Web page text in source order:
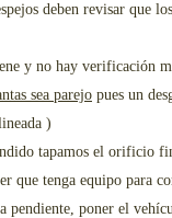
deben revisar que
y no hay verificación
sea parejo pues un
)
tapamos el orificio
que tenga equipo para
pendiente, poner el